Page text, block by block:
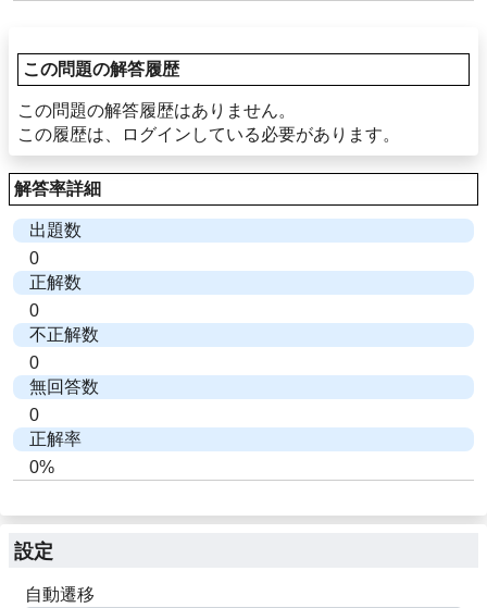
この問題の解答履歴
この問題の解答履歴はありません。
この履歴は、ログインしている必要があります。
解答率詳細
出題数
0
正解数
0
不正解数
0
無回答数
0
正解率
0%
設定
自動遷移